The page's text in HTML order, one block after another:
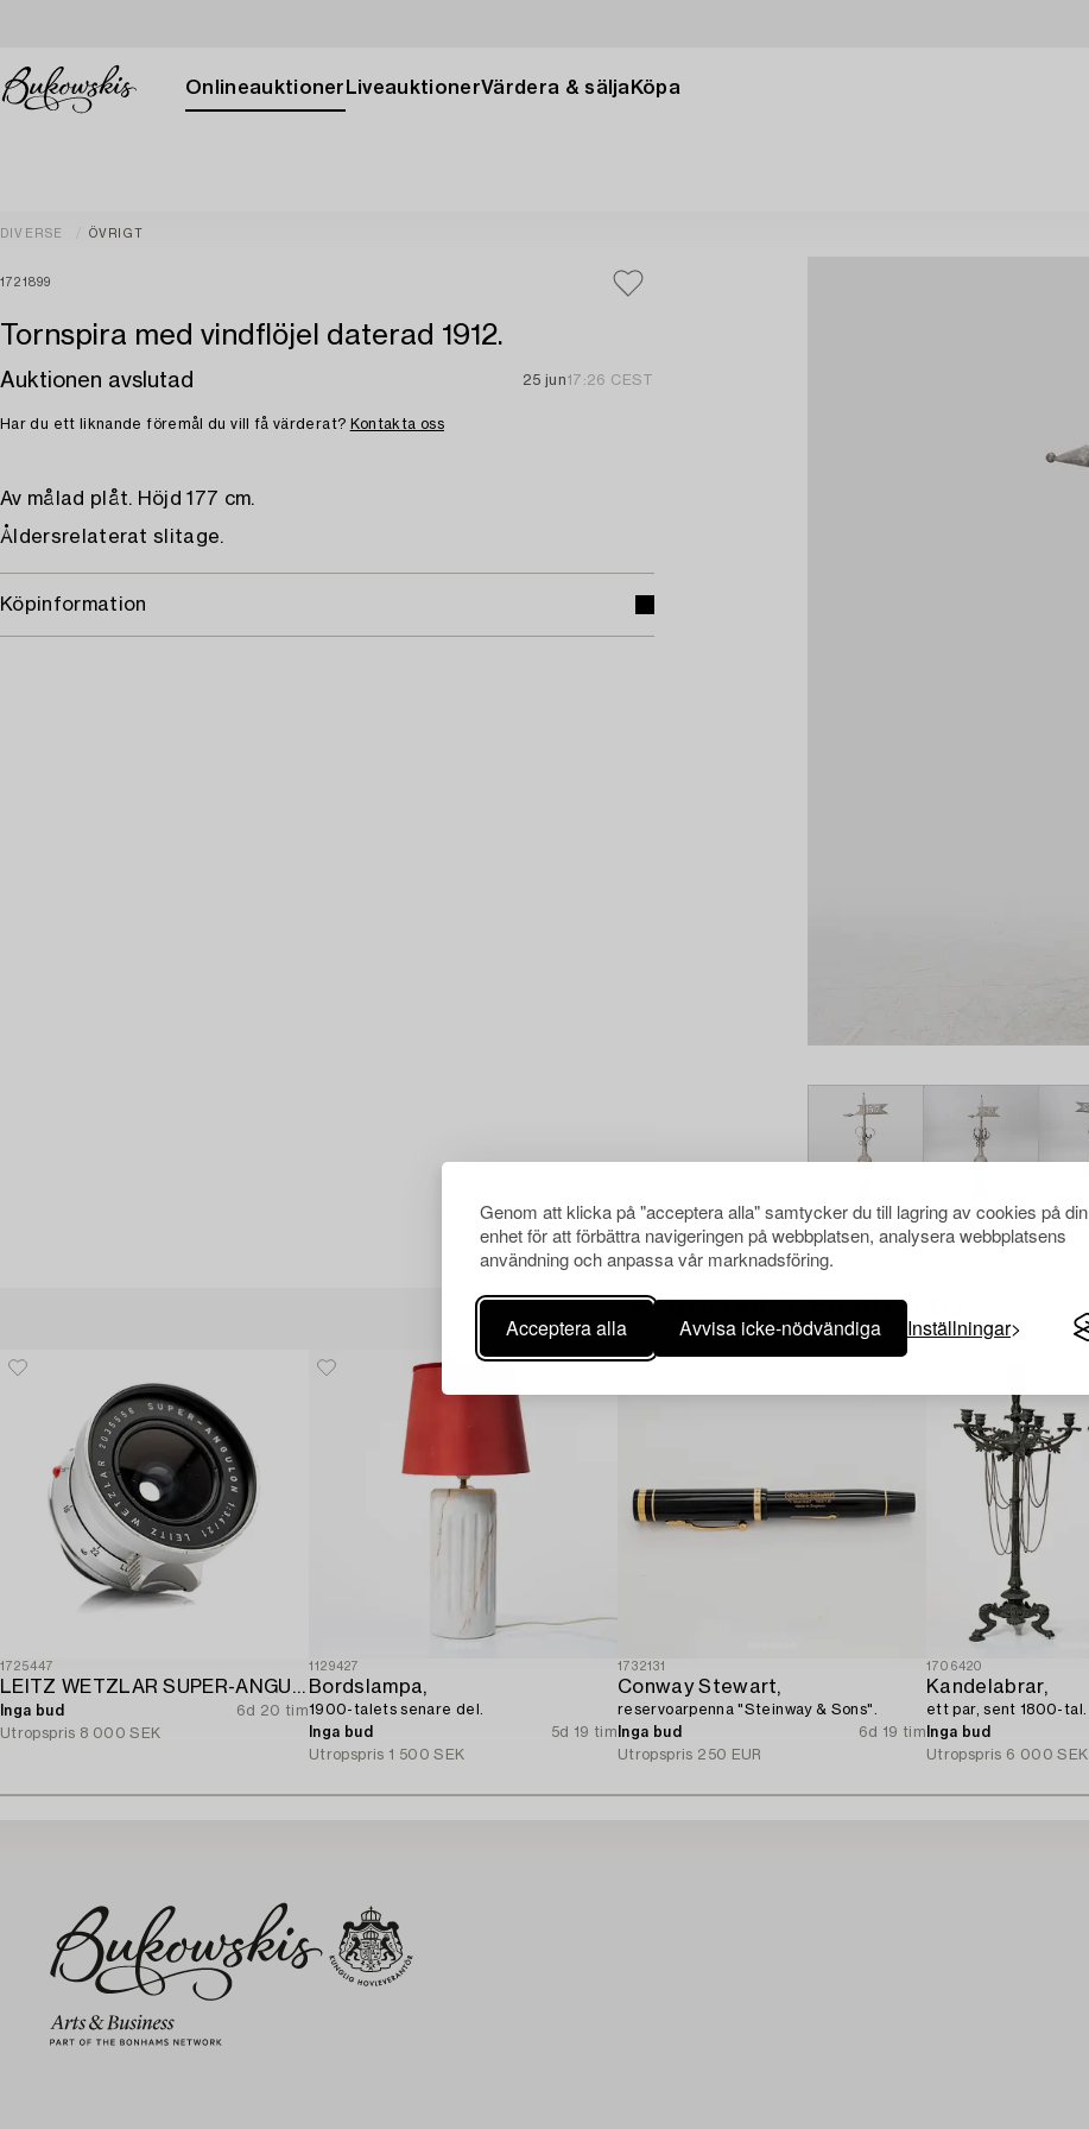
Genom att klicka på "acceptera alla" samtycker du till lagring av cookies på din
enhet för att förbättra navigeringen på webbplatsen, analysera webbplatsens
användning och anpassa vår marknadsföring.
Acceptera alla Avvisa icke-nödvändiga Inställningar
Onlineauktioner LiveauktionerVärdera & sälja Köpa
DIVERSE ÖVRIGT
1721899
Tornspira med vindflöjel daterad 1912.
Auktionen avslutad 25 jun17:26 CEST
Har du ett liknande föremål du vill få värderat? Kontakta oss
Av målad plåt. Höjd 177 cm.
Åldersrelaterat slitage.
Köpinformation
Andra har även tittat på
1725447
LEITZ WETZLAR SUPER-ANGULON 1:3.4/21.
Inga bud
6d 20 tim
Utropspris 8 000 SEK
1129427
Bordslampa,
1900-talets senare del.
Inga bud
5d 19 tim
Utropspris 1 500 SEK
1732131
Conway Stewart,
reservoarpenna "Steinway & Sons".
Inga bud
6d 19 tim
Utropspris 250 EUR
1706420
Kandelabrar,
ett par, sent 1800-tal.
Inga bud
Utropspris 6 000 SEK